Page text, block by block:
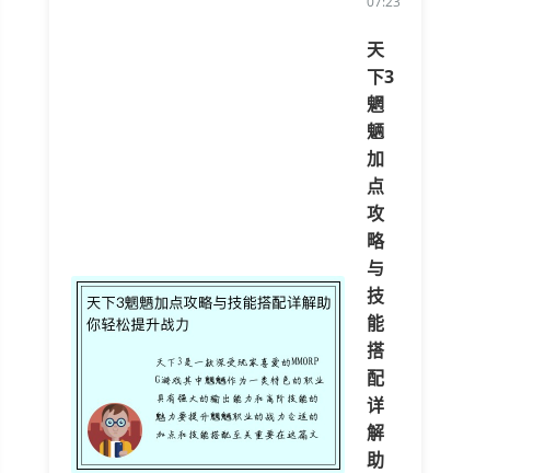
天
下3
魍
魉
加
点
攻
略
与
技
能
搭
配
详
解
助